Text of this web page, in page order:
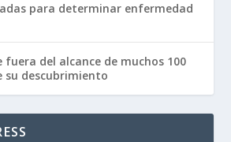
para determinar enfermedad
fuera del alcance de muchos 100
su descubrimiento